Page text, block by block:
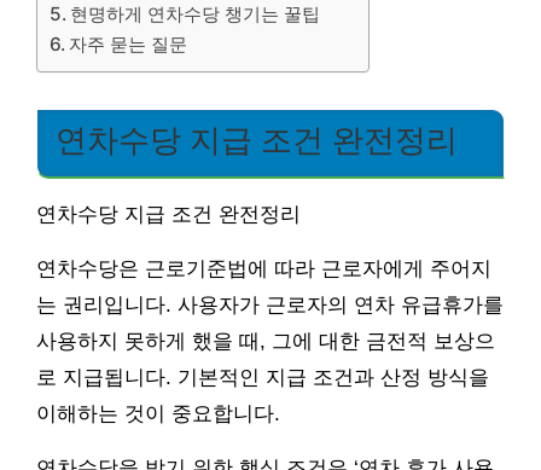
현명하게 연차수당 챙기는 꿀팁
자주 묻는 질문
연차수당 지급 조건 완전정리
연차수당 지급 조건 완전정리
연차수당은 근로기준법에 따라 근로자에게 주어지
는 권리입니다. 사용자가 근로자의 연차 유급휴가를
사용하지 못하게 했을 때, 그에 대한 금전적 보상으
로 지급됩니다. 기본적인 지급 조건과 산정 방식을
이해하는 것이 중요합니다.